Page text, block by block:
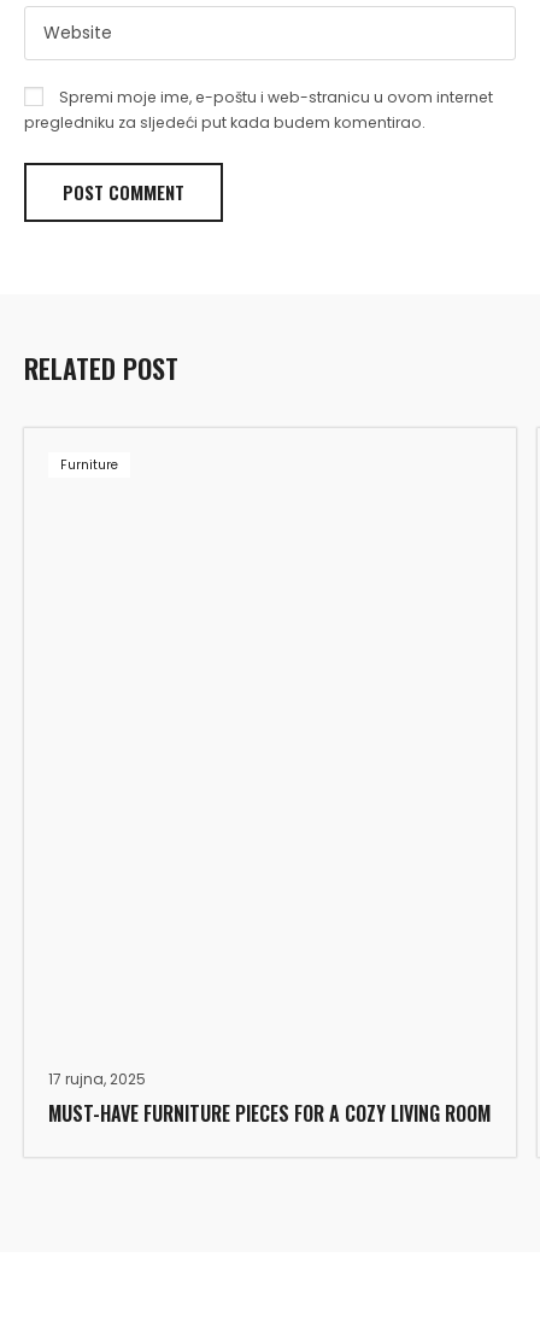
Spremi moje ime, e-poštu i web-stranicu u ovom internet
pregledniku za sljedeći put kada budem komentirao.
RELATED POST
Furniture
17 rujna, 2025
MUST-HAVE FURNITURE PIECES FOR A COZY LIVING ROOM